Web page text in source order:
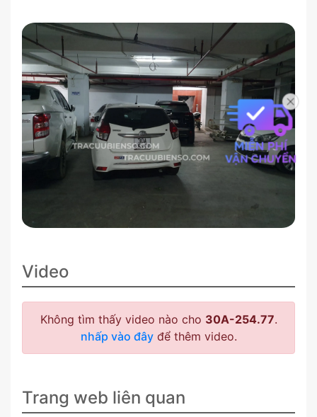
Video
Không tìm thấy video nào cho 30A-254.77.
nhấp vào đâyđể thêm video.
Trang web liên quan